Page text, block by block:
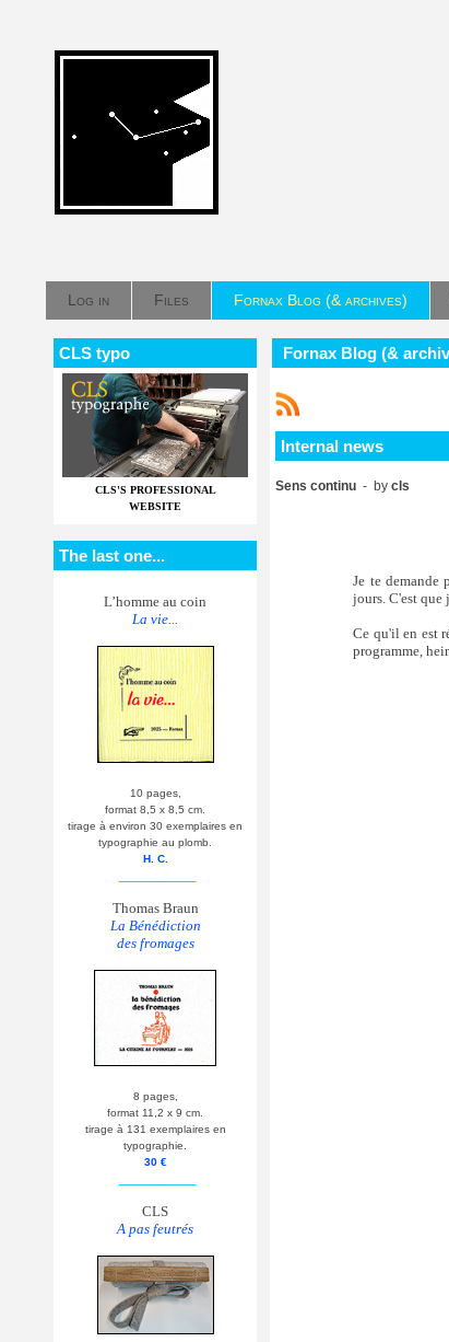
Log in Files Fornax Blog (& archives)
CLS typo
CLS'S PROFESSIONAL
WEBSITE
The last one...
L’homme au coin
La vie...
10 pages,
format 8,5 x 8,5 cm.
tirage à environ 30 exemplaires en
typographie au plomb.
H. C.
Thomas Braun
La Bénédiction
des fromages
8 pages,
format 11,2 x 9 cm.
tirage à 131 exemplaires en
typographie.
30 €
CLS
A pas feutrés
Fornax Blog (&
Internal news
Sens continu - by cls
Je te demande
jours. C'est que
Ce qu'il en est
programme,